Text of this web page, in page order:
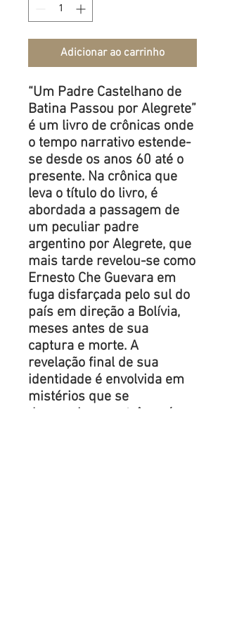
Adicionar ao carrinho
“Um Padre Castelhano de
Batina Passou por Alegrete”
é um livro de crônicas onde
o tempo narrativo estende-
se desde os anos 60 até o
presente. Na crônica que
leva o título do livro, é
abordada a passagem de
um peculiar padre
argentino por Alegrete, que
mais tarde revelou-se como
Ernesto Che Guevara em
fuga disfarçada pelo sul do
país em direção a Bolívia,
meses antes de sua
captura e morte. A
revelação final de sua
identidade é envolvida em
mistérios que se
desenrolam em três países.